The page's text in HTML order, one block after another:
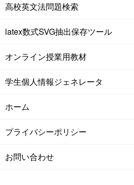
高校英文法問題検索
latex数式SVG抽出保存ツール
オンライン授業用教材
学生個人情報ジェネレータ
ホーム
プライバシーポリシー
お問い合わせ